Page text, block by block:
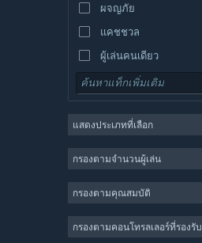
ผจญภัย
แคชชวล
ผู้เล่นคนเดียว
จำลองสถานการณ์
กลยุทธ์
3 มิติ
แสดงประเภทที่เลือก
กรองตามจำนวนผู้เล่น
กรองตามคุณสมบัติ
กรองตามคอนโทรลเลอร์ที่รองรับ